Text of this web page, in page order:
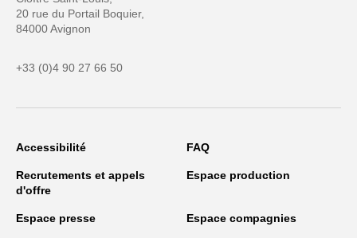
20 rue du Portail Boquier,
84000 Avignon
+33 (0)4 90 27 66 50
Accessibilité FAQ
Recrutements et appels
d'offre
Espace production
Espace presse Espace compagnies